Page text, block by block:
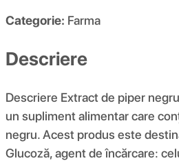
Categorie: Farma
Descriere
Descriere Extract de piper
un supliment alimentar care
negru. Acest produs este
Glucoză, agent de încărcare: